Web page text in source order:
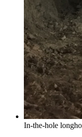
In-the-hole